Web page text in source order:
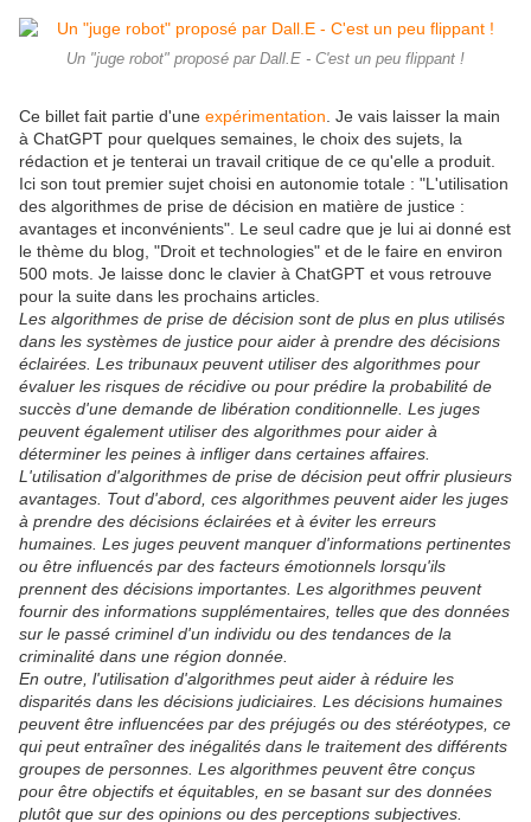
Un "juge robot" proposé par Dall.E - C'est un peu flippant !
Ce billet fait partie d'une expérimentation . Je vais laisser la main
à ChatGPT pour quelques semaines, le choix des sujets, la
rédaction et je tenterai un travail critique de ce qu'elle a produit.
Ici son tout premier sujet choisi en autonomie totale : "L'utilisation
des algorithmes de prise de décision en matière de justice :
avantages et inconvénients". Le seul cadre que je lui ai donné est
le thème du blog, "Droit et technologies" et de le faire en environ
500 mots. Je laisse donc le clavier à ChatGPT et vous retrouve
pour la suite dans les prochains articles.
Les algorithmes de prise de décision sont de plus en plus utilisés
dans les systèmes de justice pour aider à prendre des décisions
éclairées. Les tribunaux peuvent utiliser des algorithmes pour
évaluer les risques de récidive ou pour prédire la probabilité de
succès d'une demande de libération conditionnelle. Les juges
peuvent également utiliser des algorithmes pour aider à
déterminer les peines à infliger dans certaines affaires.
L'utilisation d'algorithmes de prise de décision peut offrir plusieurs
avantages. Tout d'abord, ces algorithmes peuvent aider les juges
à prendre des décisions éclairées et à éviter les erreurs
humaines. Les juges peuvent manquer d'informations pertinentes
ou être influencés par des facteurs émotionnels lorsqu'ils
prennent des décisions importantes. Les algorithmes peuvent
fournir des informations supplémentaires, telles que des données
sur le passé criminel d'un individu ou des tendances de la
criminalité dans une région donnée.
En outre, l'utilisation d'algorithmes peut aider à réduire les
disparités dans les décisions judiciaires. Les décisions humaines
peuvent être influencées par des préjugés ou des stéréotypes, ce
qui peut entraîner des inégalités dans le traitement des différents
groupes de personnes. Les algorithmes peuvent être conçus
pour être objectifs et équitables, en se basant sur des données
plutôt que sur des opinions ou des perceptions subjectives.